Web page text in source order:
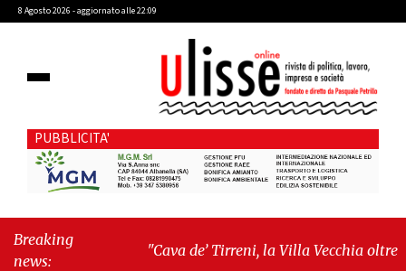
8 Agosto 2026 - aggiornato alle 22:09
PUBBLICITA'
Breaking
news:
"Cava de’ Tirreni, la Villa Vecchia oltre i